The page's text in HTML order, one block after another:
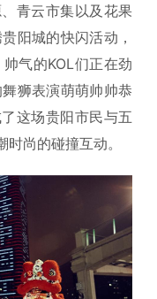
青云市集以及花果
阳城的快闪活动，
气的KOL们正在劲
狮表演萌萌帅帅恭
这场贵阳市民与五
尚的碰撞互动。